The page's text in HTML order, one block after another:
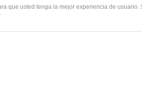
que usted tenga la mejor experiencia de